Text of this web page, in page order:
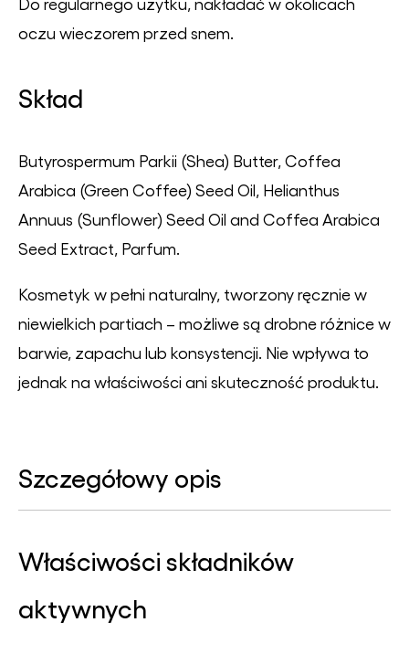
oczu wieczorem przed snem.
Skład
Butyrospermum Parkii (Shea) Butter, Coffea
Arabica (Green Coffee) Seed Oil, Helianthus
Annuus (Sunflower) Seed Oil and Coffea Arabica
Seed Extract, Parfum.
Kosmetyk w pełni naturalny, tworzony ręcznie w
niewielkich partiach – możliwe są drobne różnice w
barwie, zapachu lub konsystencji. Nie wpływa to
jednak na właściwości ani skuteczność produktu.
Szczegółowy opis
Właściwości składników
aktywnych